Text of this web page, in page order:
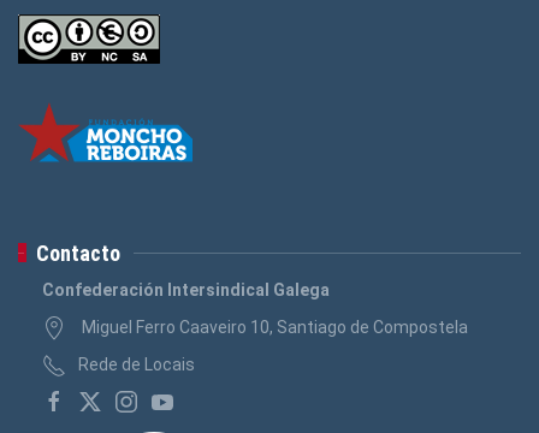
Contacto
Confederación Intersindical Galega
Miguel Ferro Caaveiro 10, Santiago de Compostela
Rede de Locais